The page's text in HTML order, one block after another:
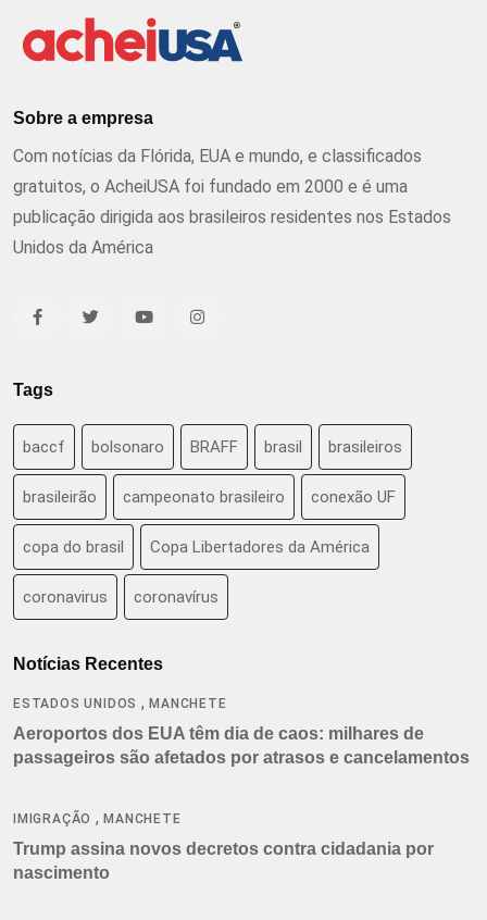
Sobre a empresa
Com notícias da Flórida, EUA e mundo, e classificados
gratuitos, o AcheiUSA foi fundado em 2000 e é uma
publicação dirigida aos brasileiros residentes nos Estados
Unidos da América
Tags
baccf bolsonaro BRAFF brasil brasileiros
brasileirão campeonato brasileiro conexão UF
copa do brasil Copa Libertadores da América
coronavirus coronavírus
Notícias Recentes
ESTADOS UNIDOS ,MANCHETE
Aeroportos dos EUA têm dia de caos: milhares de
passageiros são afetados por atrasos e cancelamentos
IMIGRAÇÃO ,MANCHETE
Trump assina novos decretos contra cidadania por
nascimento